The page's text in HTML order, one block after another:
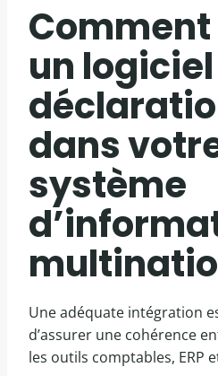
un
dans
système
Une adéquate intégration
d’assurer une cohérence
les outils comptables, ERP